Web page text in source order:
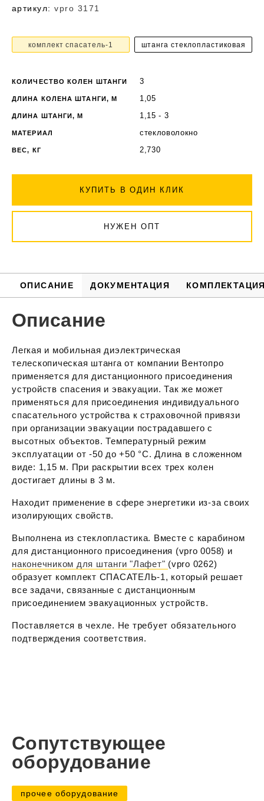
комплект спасатель-1 штанга стеклопластиковая
КОЛИЧЕСТВО КОЛЕН ШТАНГИ 3
ДЛИНА КОЛЕНА ШТАНГИ, М 1,05
ДЛИНА ШТАНГИ, М 1,15 - 3
МАТЕРИАЛ стекловолокно
ВЕС, КГ 2,730
КУПИТЬ В ОДИН КЛИК
НУЖЕН ОПТ
артикул:vpro 3171
ОПИСАНИЕ ДОКУМЕНТАЦИЯ
Описание
Легкая и мобильная диэлектрическая
телескопическая штанга от компании Вентопро
применяется для дистанционного присоединения
устройств спасения и эвакуации. Так же может
применяться для присоединения индивидуального
спасательного устройства к страховочной привязи
при организации эвакуации пострадавшего с
высотных объектов. Температурный режим
эксплуатации от -50 до +50 °С. Длина в сложенном
виде: 1,15 м. При раскрытии всех трех колен
достигает длины в 3 м.
Находит применение в сфере энергетики из-за своих
изолирующих свойств.
Выполнена из стеклопластика. Вместе с карабином
для дистанционного присоединения (vpro 0058) и
наконечником для штанги "Лафет" (vpro 0262)
образует комплект СПАСАТЕЛЬ-1, который решает
все задачи, связанные с дистанционным
присоединением эвакуационных устройств.
Поставляется в чехле. Не требует обязательного
подтверждения соответствия.
Сопутствующее
оборудование
прочее оборудование